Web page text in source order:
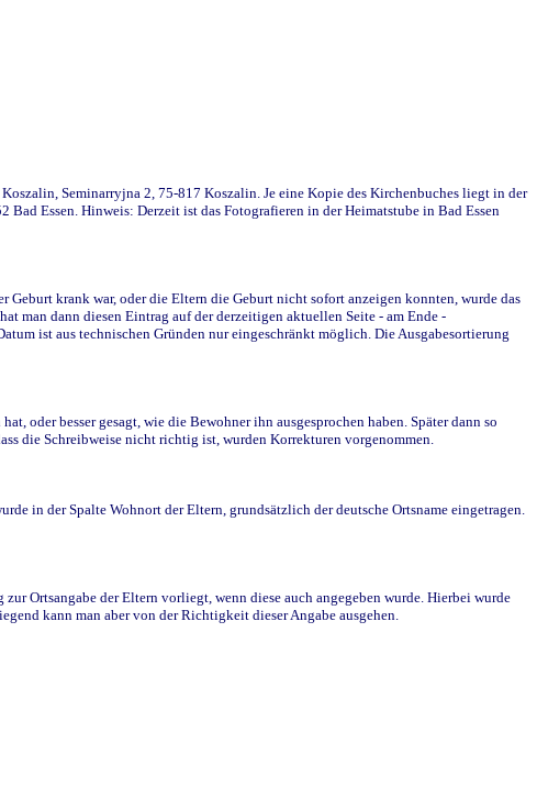
Seminarryjna 2, 75-817 Koszalin. Je eine Kopie des Kirchenbuches liegt in der
Essen. Hinweis: Derzeit ist das Fotografieren in der Heimatstube in Bad Essen
krank war, oder die Eltern die Geburt nicht sofort anzeigen konnten, wurde das
man dann diesen Eintrag auf der derzeitigen aktuellen Seite - am Ende -
ist aus technischen Gründen nur eingeschränkt möglich. Die Ausgabesortierung
oder besser gesagt, wie die Bewohner ihn ausgesprochen haben. Später dann so
die Schreibweise nicht richtig ist, wurden Korrekturen vorgenommen.
in der Spalte Wohnort der Eltern, grundsätzlich der deutsche Ortsname eingetragen.
Ortsangabe der Eltern vorliegt, wenn diese auch angegeben wurde. Hierbei wurde
kann man aber von der Richtigkeit dieser Angabe ausgehen.